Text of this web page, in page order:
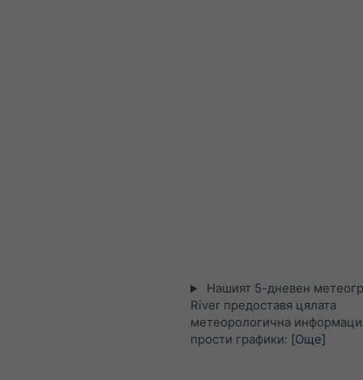
Нашият 5-дневен
River предоставя цялата
метеорологична
прости графики: [Още]